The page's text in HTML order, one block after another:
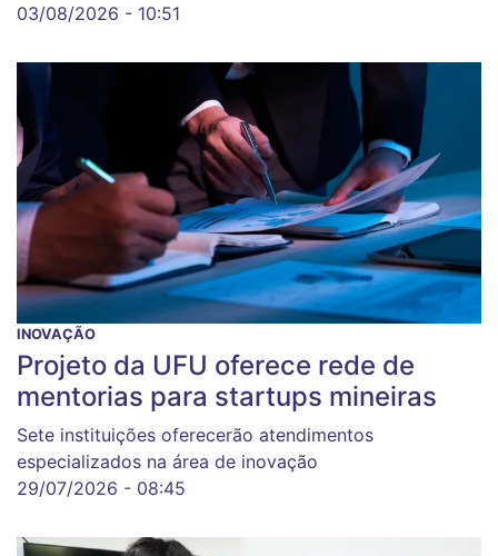
03/08/2026 - 10:51
INOVAÇÃO
Projeto da UFU oferece rede de
mentorias para startups mineiras
Sete instituições oferecerão atendimentos
especializados na área de inovação
29/07/2026 - 08:45